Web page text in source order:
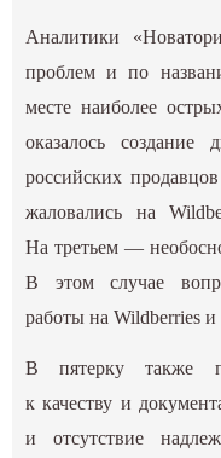
Аналитики
проблем и по
месте наиболее
оказалось создание
российских
жаловались на
На третьем —
В этом случае
работы на Wildberries и
В пятерку также
к качеству и
и отсутствие